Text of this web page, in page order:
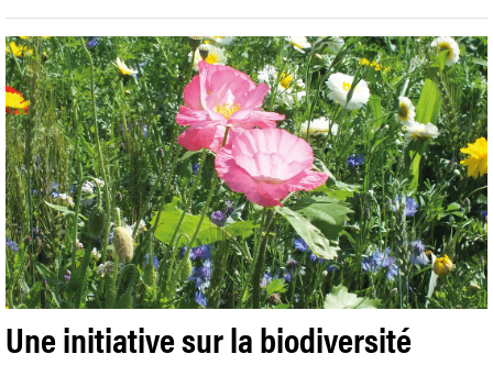
Une initiative sur la biodiversité